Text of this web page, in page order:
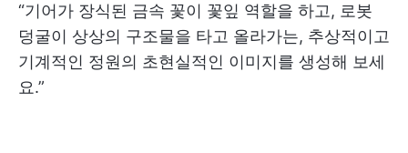
“기어가 장식된 금속 꽃이 꽃잎 역할을 하고, 로봇
덩굴이 상상의 구조물을 타고 올라가는, 추상적이고
기계적인 정원의 초현실적인 이미지를 생성해 보세
요.”